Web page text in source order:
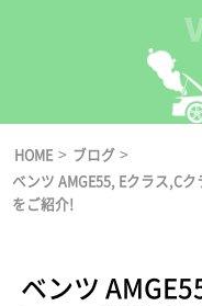
HOME > ブログ >
ベンツ AMGE55, Eクラス,C
をご紹介!
ベンツ